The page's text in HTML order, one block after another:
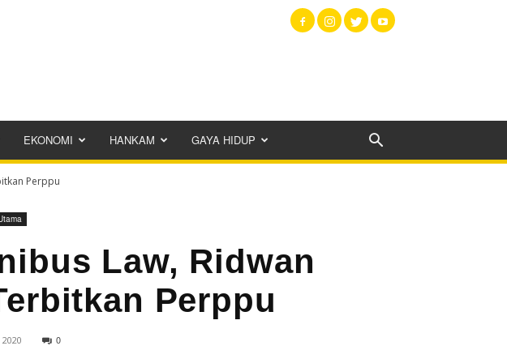
EKONOMI HANKAM GAYA HIDUP
Perppu
Law, Ridwan
Perppu
0